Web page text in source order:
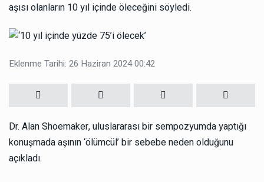
aşısı olanların 10 yıl içinde öleceğini söyledi.
Eklenme Tarihi: 26 Haziran 2024 00:42
Dr. Alan Shoemaker, uluslararası bir sempozyumda yaptığı
konuşmada aşının ‘ölümcül’ bir sebebe neden olduğunu
açıkladı.